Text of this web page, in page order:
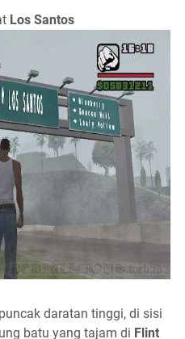
Los Santos
daratan tinggi, di sisi
batu yang tajam di Flint